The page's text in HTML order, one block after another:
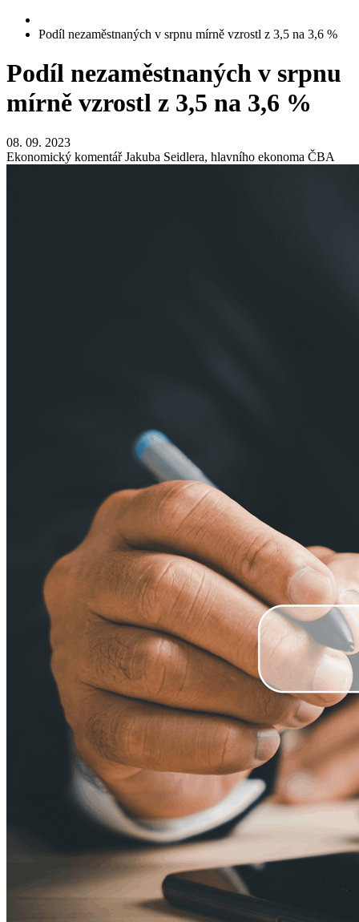
Podíl nezaměstnaných v srpnu mírně vzrostl z 3,5 na 3,6 %
Podíl nezaměstnaných v srpnu
mírně vzrostl z 3,5 na 3,6 %
08. 09. 2023
Ekonomický komentář Jakuba Seidlera, hlavního ekonoma ČBA